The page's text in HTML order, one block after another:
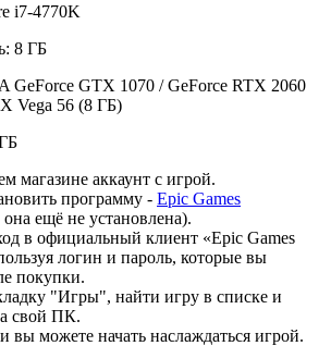
i7-4770K
8 ГБ
GeForce GTX 1070 / GeForce RTX 2060
Vega 56 (8 ГБ)
магазине аккаунт с игрой.
программу - Epic Games
она ещё не установлена).
в официальный клиент «Epic Games
логин и пароль, которые вы
покупки.
"Игры", найти игру в списке и
свой ПК.
вы можете начать наслаждаться игрой.